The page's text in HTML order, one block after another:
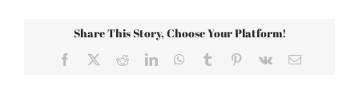
Share This Story, Choose Your Platform!
Facebook RedditLinkedInWhatsApp
Tumblr Pinterest
Vk Email